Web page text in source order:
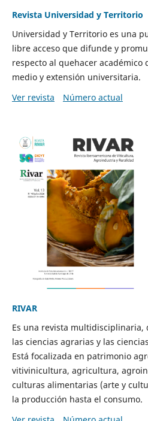
Revista Universidad y Territorio
Universidad y Territorio es una
libre acceso que difunde y
respecto al quehacer académico
medio y extensión universitaria.
Ver revista
Número actual
RIVAR
Es una revista multidisciplinaria,
las ciencias agrarias y las
Está focalizada en patrimonio
vitivinicultura, agricultura,
culturas alimentarias (arte y
la producción hasta el consumo.